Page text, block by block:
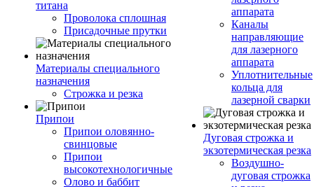
титана
Проволока сплошная
Присадочные прутки
Материалы специального
назначения
Строжка и резка
Припои
Припои оловянно-
свинцовые
Припои
высокотехнологичные
Олово и баббит
аппарата
Каналы
направляющие
для лазерного
аппарата
Уплотнительные
кольца для
лазерной сварки
Дуговая строжка и
экзотермическая резка
Воздушно-
дуговая строжка